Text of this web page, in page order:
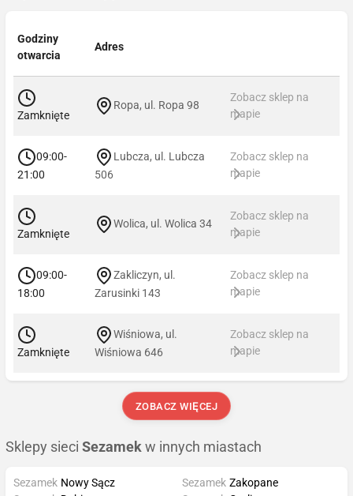
Godziny
otwarcia
Adres
Zamknięte
Ropa, ul. Ropa 98
Zobacz sklep na
mapie
09:00-
21:00
Lubcza, ul. Lubcza
506
Zobacz sklep na
mapie
Zamknięte
Wolica, ul. Wolica 34
Zobacz sklep na
mapie
09:00-
18:00
Zakliczyn, ul.
Zarusinki 143
Zobacz sklep na
mapie
Zamknięte
Wiśniowa, ul.
Wiśniowa 646
Zobacz sklep na
mapie
ZOBACZ WIĘCEJ
Sklepy sieci Sezamek w innych miastach
Sezamek Nowy Sącz
Sezamek Zakopane